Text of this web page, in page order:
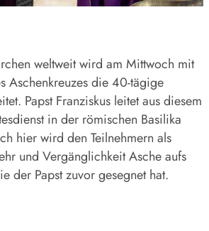
weltweit wird am Mittwoch mit
Aschenkreuzes die 40-tägige
Papst Franziskus leitet aus diesem
in der römischen Basilika
hier wird den Teilnehmern als
und Vergänglichkeit Asche aufs
der Papst zuvor gesegnet hat.